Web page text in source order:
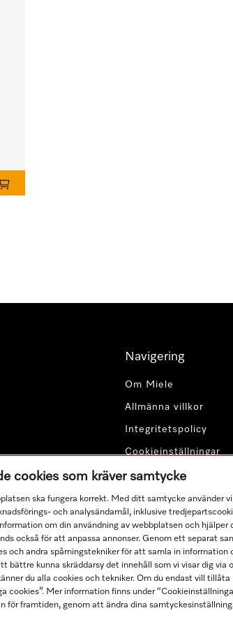
Navigering
Om Miele
Allmänna villkor
Integritetspolicy
Cookieinställningar
Alla
cookies som kräver samtycke
ska fungera korrekt. Med ditt samtycke använder
och analysändamål, inklusive
om din användning av webbplatsen och hjälper
också för att anpassa annonser. Genom ett separat
och andra spårningstekniker för att samla in information
bättre kunna skräddarsy det innehåll som vi visar dig via
du alla cookies och tekniker. Om du endast vill tillåta
cookies”. Mer information finns under
för framtiden, genom att ändra dina